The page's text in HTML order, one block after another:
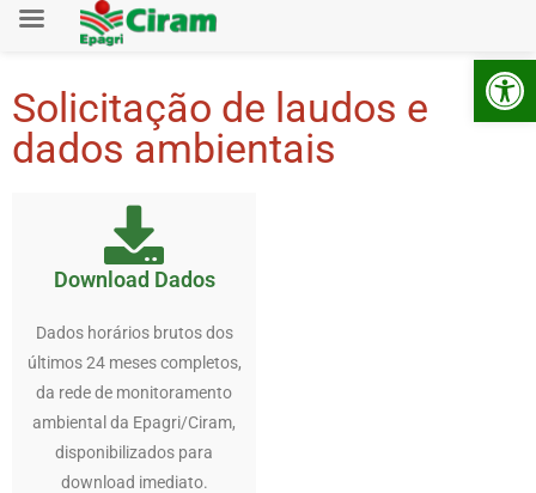
Solicitação de laudos e
dados ambientais
Download Dados
Dados horários brutos dos
últimos 24 meses completos,
da rede de monitoramento
ambiental da Epagri/Ciram,
disponibilizados para
download imediato.